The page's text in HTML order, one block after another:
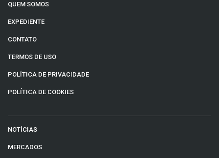
QUEM SOMOS
EXPEDIENTE
CONTATO
TERMOS DE USO
POLÍTICA DE PRIVACIDADE
POLÍTICA DE COOKIES
NOTÍCIAS
MERCADOS